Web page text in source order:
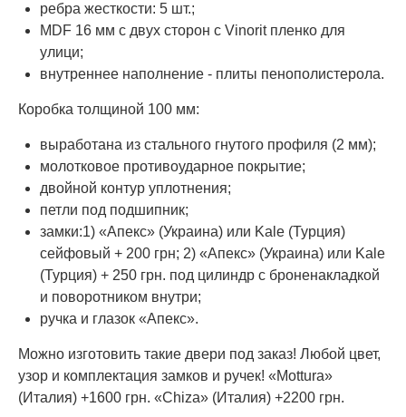
ребра жесткости: 5 шт.;
MDF 16 мм с двух сторон с Vinorit пленко для
улици;
внутреннее наполнение - плиты пенополистерола.
Коробка толщиной 100 мм:
выработана из стального гнутого профиля (2 мм);
молотковое противоударное покрытие;
двойной контур уплотнения;
петли под подшипник;
замки:1) «Апекс» (Украина) или Kale (Турция)
сейфовый + 200 грн; 2) «Апекс» (Украина) или Kale
(Турция) + 250 грн. под цилиндр с броненакладкой
и поворотником внутри;
ручка и глазок «Апекс».
Можно изготовить такие двери под заказ! Любой цвет,
узор и комплектация замков и ручек! «Mottura»
(Италия) +1600 грн. «Chiza» (Италия) +2200 грн.